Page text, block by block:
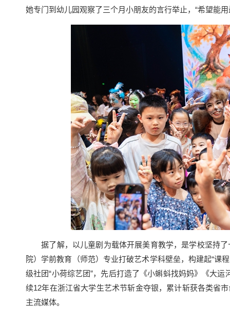
她专门到幼儿园观察了三个月小朋友的言行举止，“希望能
据了解，以儿童剧为载体开展美育教学，是学校坚持了
院）学前教育（师范）专业打破艺术学科壁垒，构建起“课
级社团“小荷综艺团”，先后打造了《小蝌蚪找妈妈》《大
续12年在浙江省大学生艺术节斩金夺银，累计斩获各类省
主流媒体。